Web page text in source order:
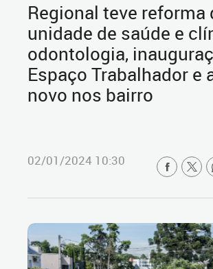
Regional teve reforma
unidade de saúde e
odontologia,
Espaço Trabalhador e
novo nos bairro
02/01/2024 10:30